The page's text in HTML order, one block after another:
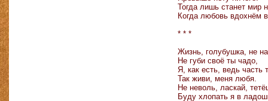
Тогда лишь станет мир
Когда любовь вдохнём
* * *
Жизнь, голубушка, не
Не губи своё ты чадо,
Я, как есть, ведь часть
Так живи, меня любя.
Не неволь, ласкай,
Буду хлопать я в